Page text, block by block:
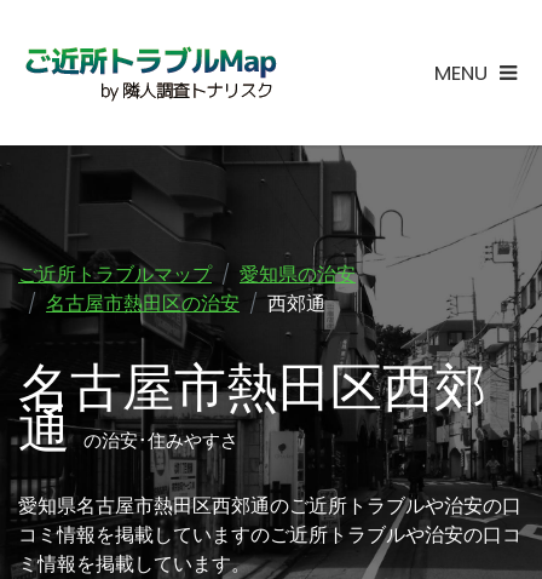
MENU
ご近所トラブルマップ
愛知県の治安
名古屋市熱田区の治安
西郊通
名古屋市熱田区西郊
通の治安･住みやすさ
愛知県名古屋市熱田区西郊通のご近所トラブルや治安の口
コミ情報を掲載していますのご近所トラブルや治安の口コ
ミ情報を掲載しています。